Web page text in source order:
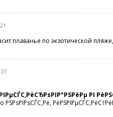
плаванье по экзотической
РІ